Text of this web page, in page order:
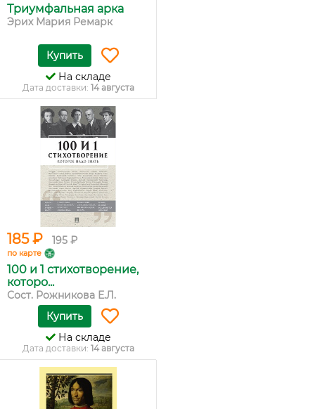
Триумфальная арка
Эрих Мария Ремарк
Купить
На складе
Дата доставки: 14 августа
185 ₽ 195 ₽
по карте
100 и 1 стихотворение,
которо...
Сост. Рожникова Е.Л.
Купить
На складе
Дата доставки: 14 августа